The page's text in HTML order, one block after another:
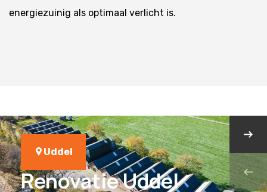
energiezuinig als optimaal verlicht is.
Uddel
Renovatie Uddel